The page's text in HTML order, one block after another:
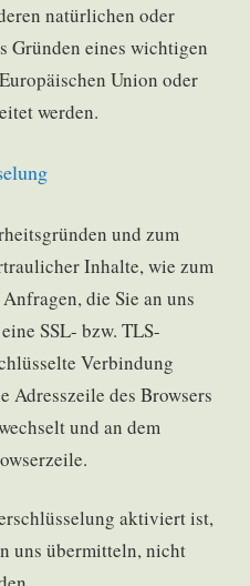
natürlichen oder
Gründen eines wichtigen
Union oder
werden.
und zum
Inhalte, wie zum
die Sie an uns
SSL- bzw. TLS-
Verbindung
Adresszeile des Browsers
und an dem
aktiviert ist,
uns übermitteln, nicht